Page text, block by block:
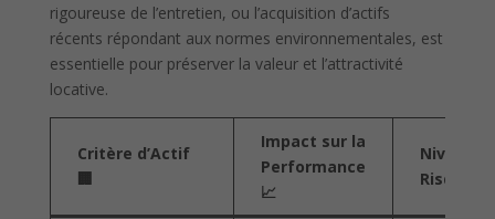
rigoureuse de l’entretien, ou l’acquisition d’actifs
récents répondant aux normes environnementales, est
essentielle pour préserver la valeur et l’attractivité
locative.
Critère d’Actif
🏢
Impact sur la
Performance
📈
Niveau
Risque ⚠️